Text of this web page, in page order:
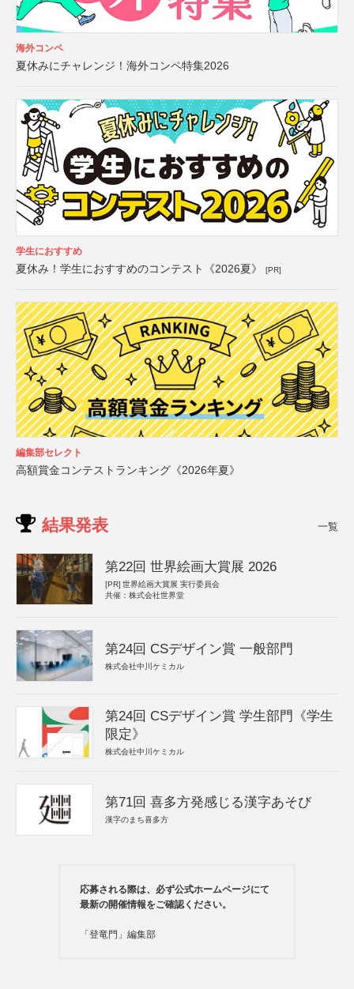
海外コンペ
夏休みにチャレンジ！海外コンペ特集2026
学生におすすめ
夏休み！学生におすすめのコンテスト《2026夏》 [PR]
編集部セレクト
高額賞金コンテストランキング《2026年夏》
結果発表 一覧
第22回 世界絵画大賞展 2026
[PR] 世界絵画大賞展 実行委員会
共催：株式会社世界堂
第24回 CSデザイン賞 一般部門
株式会社中川ケミカル
第24回 CSデザイン賞 学生部門《学生
限定》
株式会社中川ケミカル
第71回 喜多方発感じる漢字あそび
漢字のまち喜多方
応募される際は、必ず公式ホームページにて
最新の開催情報をご確認ください。
「登竜門」編集部